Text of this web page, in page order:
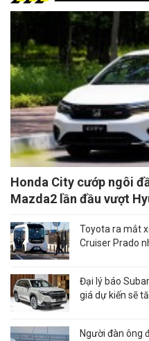
Honda City cướp ngôi
Mazda2 lần đầu vượt
Toyota ra mắt
Cruiser Prado
Đại lý báo
giá dự kiến sẽ
Người đàn ông